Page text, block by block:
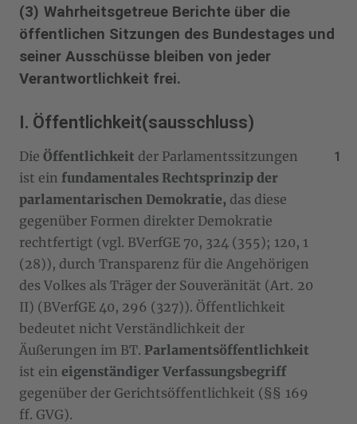
(3) Wahrheitsgetreue Berichte über die
öffentlichen Sitzungen des Bundestages und
seiner Ausschüsse bleiben von jeder
Verantwortlichkeit frei.
I. Öffentlichkeit(sausschluss)
Die Öffentlichkeit der Parlamentssitzungen
ist ein fundamentales Rechtsprinzip der
parlamentarischen Demokratie, das diese
gegenüber Formen direkter Demokratie
rechtfertigt (vgl. BVerfGE 70, 324 (355); 120, 1
(28)), durch Transparenz für die Angehörigen
des Volkes als Träger der Souveränität (Art. 20
II) (BVerfGE 40, 296 (327)). Öffentlichkeit
bedeutet nicht Verständlichkeit der
Äußerungen im BT. Parlamentsöffentlichkeit
ist ein eigenständiger Verfassungsbegriff
gegenüber der Gerichtsöffentlichkeit (§§ 169
ff. GVG).